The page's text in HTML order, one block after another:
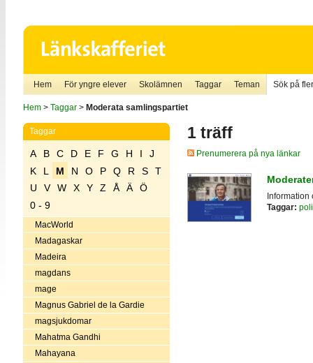
Hem För yngre elever Skolämnen Taggar Teman Sök på
Hem> Taggar> Moderata samlingspartiet
Taggar
A B C D E F G H I
J
K
L M N O P Q R S
T
U
V W X Y Z Å Ä
Ö
0 - 9
MacWorld
Madagaskar
Madeira
magdans
mage
Magnus Gabriel de la Gardie
magsjukdomar
Mahatma Gandhi
Mahayana
1 träff
Prenumerera på nya länkar
Information
Taggar: